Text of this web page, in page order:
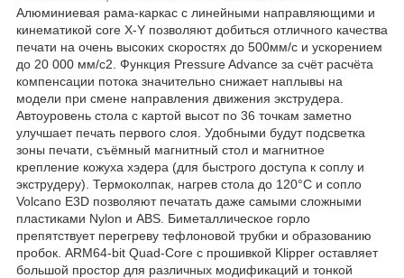
Алюминиевая рама-каркас с линейными направляющими и
кинематикой core X-Y позволяют добиться отличного качества
печати на очень высоких скоростях до 500мм/c и ускорением
до 20 000 мм/с2. Функция Pressure Advance за счёт расчёта
компенсации потока значительно снижает наплывы на
модели при смене направления движения экструдера.
Автоуровень стола с картой высот по 36 точкам заметно
улучшает печать первого слоя. Удобными будут подсветка
зоны печати, съёмный магнитный стол и магнитное
крепление кожуха хэдера (для быстрого доступа к соплу и
экструдеру). Термоколпак, нагрев стола до 120°C и сопло
Volcano E3D позволяют печатать даже самыми сложными
пластиками Nylon и ABS. Биметаллическое горло
препятствует перегреву тефлоновой трубки и образованию
пробок. ARM64-bit Quad-Core с прошивкой Klipper оставляет
большой простор для различных модификаций и тонкой